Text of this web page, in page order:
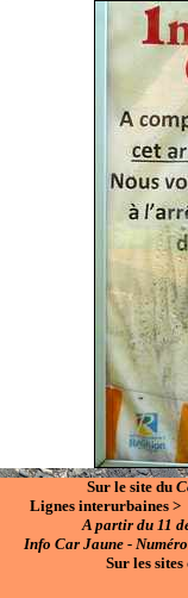
Sur le site du
Lignes interurbaines >
A partir du 11
Info Car Jaune -
Sur les